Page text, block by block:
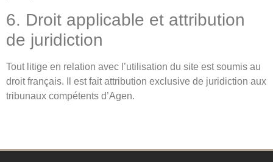
6. Droit applicable et attribution
de juridiction
Tout litige en relation avec l’utilisation du site est soumis au
droit français. Il est fait attribution exclusive de juridiction aux
tribunaux compétents d’Agen.